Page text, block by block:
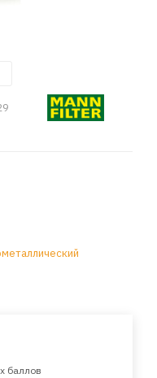
баллов